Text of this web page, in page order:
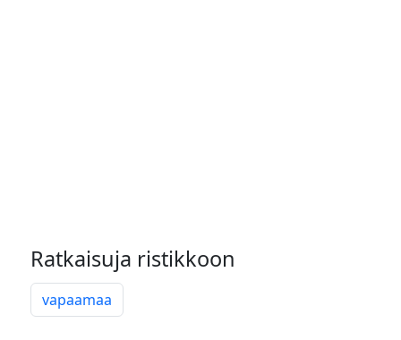
Ratkaisuja ristikkoon
vapaamaa